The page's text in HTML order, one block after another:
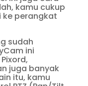
kamu cukup
ke perangkat
sudah
ini
juga banyak
itu, kamu